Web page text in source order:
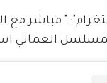
" مباشر مع
العماني